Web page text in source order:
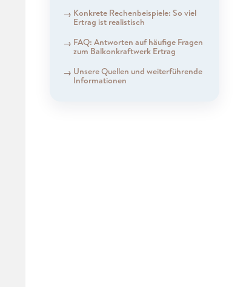
Konkrete Rechenbeispiele: So viel
Ertrag ist realistisch
FAQ: Antworten auf häufige Fragen
zum Balkonkraftwerk Ertrag
Unsere Quellen und weiterführende
Informationen